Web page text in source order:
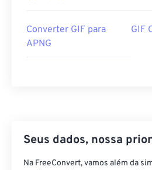
Converter GIF para
APNG
GIF
Seus dados, nossa
Na FreeConvert, vamos além da